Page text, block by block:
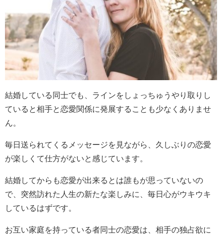
結婚している同士でも、ラインをしょっちゅうやり取りし
ていると相手と恋愛関係に発展することも少なくありませ
ん。
毎日送られてくるメッセージを見ながら、久しぶりの恋愛
が楽しくて仕方がないと感じています。
結婚してからも恋愛が出来るとは誰もが思っていないの
で、突然訪れた人生の新たな楽しみに、毎日心がウキウキ
しているはずです。
お互い家庭を持っている者同士の恋愛は、相手の独占欲に